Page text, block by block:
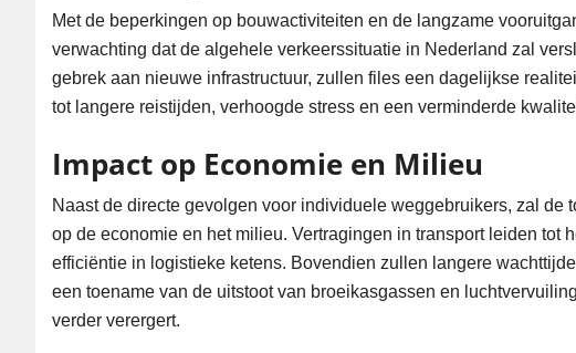
Met de beperkingen op bouwactiviteiten en de langzame
verwachting dat de algehele verkeerssituatie in Nederland zal
gebrek aan nieuwe infrastructuur, zullen files een dagelijkse
tot langere reistijden, verhoogde stress en een verminderde
Impact op Economie en Milieu
Naast de directe gevolgen voor individuele weggebruikers, zal de
op de economie en het milieu. Vertragingen in transport leiden tot
efficiëntie in logistieke ketens. Bovendien zullen langere
een toename van de uitstoot van broeikasgassen en
verder verergert.